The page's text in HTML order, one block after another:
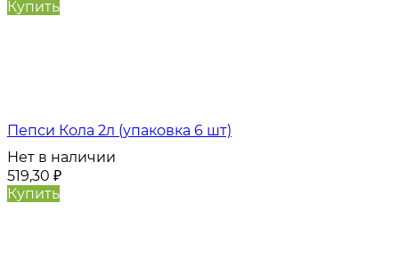
Купить
Пепси Кола 2л (упаковка 6 шт)
Нет в наличии
519,30 ₽
Купить